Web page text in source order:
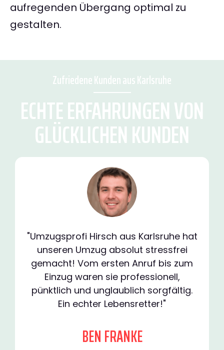
aufregenden Übergang optimal zu
gestalten.
Zufriedene Kunden aus Karlsruhe
ECHTE ERFAHRUNGEN VON
GLÜCKLICHEN KUNDEN
"Umzugsprofi Hirsch aus Karlsruhe hat
unseren Umzug absolut stressfrei
gemacht! Vom ersten Anruf bis zum
Einzug waren sie professionell,
pünktlich und unglaublich sorgfältig.
Ein echter Lebensretter!"
BEN FRANKE